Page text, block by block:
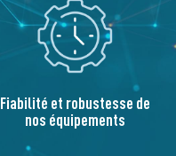
Fiabilité et robustesse de
nos équipements